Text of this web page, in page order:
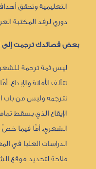
التعليمية وتحقق
دوري لرفد المكتبة
بعض قصائدك ترجمت إلى
ليس ثمة ترجمة للشعر
تتآلف الأمانة
نترجمه وليس من باب
الإيقاع الذي يسقط
الشعري. أمّا فيما خصّ
الدراسات العليا في
ملاحة لتحديد موقع